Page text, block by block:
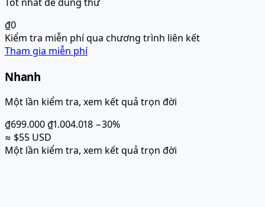
₫0
Kiểm tra miễn phí qua chương trình liên kết
Tham gia miễn phí
Nhanh
Một lần kiểm tra, xem kết quả trọn đời
₫699.000₫1.004.018 −30%
≈ $55 USD
Một lần kiểm tra, xem kết quả trọn đời